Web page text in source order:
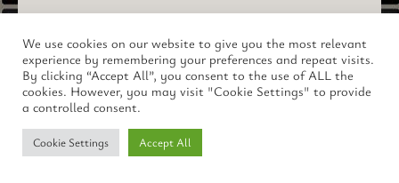
Ελλάδας.
We use cookies on our website to give you the most relevant
experience by remembering your preferences and repeat visits.
By clicking “Accept All”, you consent to the use of ALL the
cookies. However, you may visit "Cookie Settings" to provide
a controlled consent.
Cookie Settings Accept All